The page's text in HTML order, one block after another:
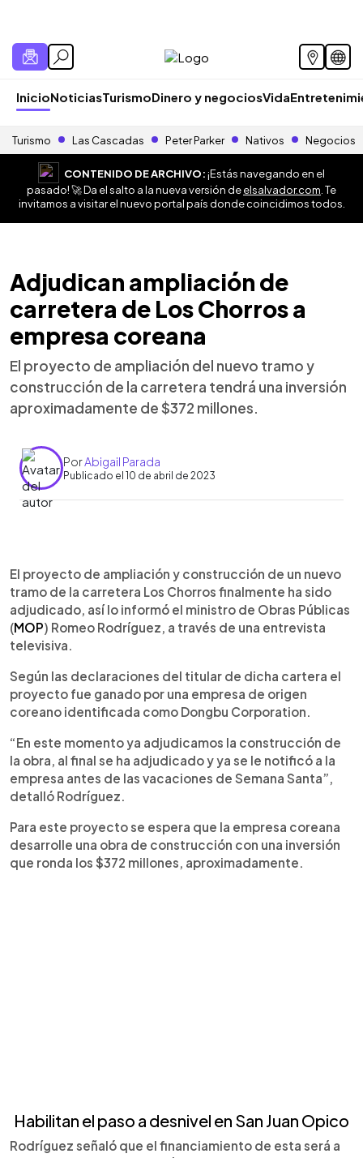
InicioNoticiasTurismoDinero y negociosVida
Turismo Las Cascadas Peter Parker Nativos Negocios
CONTENIDO DE ARCHIVO:¡Estás navegando en el
pasado! 🚀 Da el salto a la nueva versión deelsalvador.com . Te
invitamos a visitar el nuevo portal país donde coincidimos todos.
Adjudican ampliación de
carretera de Los Chorros a
empresa coreana
El proyecto de ampliación del nuevo tramo y
construcción de la carretera tendrá una inversión
aproximadamente de $372 millones.
PorAbigail Parada
Publicado el 10 de abril de 2023
Escuchar artículo
El proyecto de ampliación y construcción de un nuevo
tramo de la carretera Los Chorros finalmente ha sido
adjudicado, así lo informó el ministro de Obras Públicas
(MOP) Romeo Rodríguez, a través de una entrevista
televisiva.
Según las declaraciones del titular de dicha cartera el
proyecto fue ganado por una empresa de origen
coreano identificada como Dongbu Corporation.
“En este momento ya adjudicamos la construcción de
la obra, al final se ha adjudicado y ya se le notificó a la
empresa antes de las vacaciones de Semana Santa”,
detalló Rodríguez.
Para este proyecto se espera que la empresa coreana
desarrolle una obra de construcción con una inversión
que ronda los $372 millones, aproximadamente.
Habilitan el paso a desnivel en San Juan Opico
Rodríguez señaló que el financiamiento de esta será a